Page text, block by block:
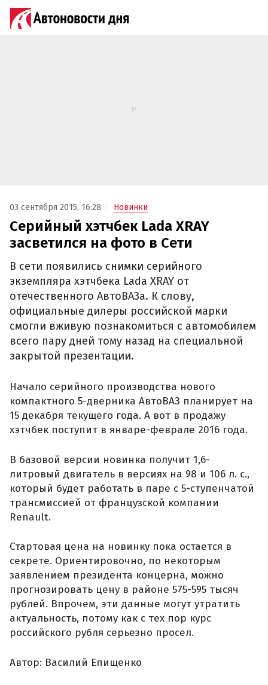
03 сентября 2015, 16:28 Новинки
Серийный хэтчбек Lada XRAY
засветился на фото в Cети
В сети появились снимки серийного
экземпляра хэтчбека Lada XRAY от
отечественного АвтоВАЗа. К слову,
официальные дилеры российской марки
смогли вживую познакомиться с автомобилем
всего пару дней тому назад на специальной
закрытой презентации.
Начало серийного производства нового
компактного 5-дверника АвтоВАЗ планирует на
15 декабря текущего года. А вот в продажу
хэтчбек поступит в январе-феврале 2016 года.
В базовой версии новинка получит 1,6-
литровый двигатель в версиях на 98 и 106 л. с.,
который будет работать в паре с 5-ступенчатой
трансмиссией от французской компании
Renault.
Стартовая цена на новинку пока остается в
секрете. Ориентировочно, по некоторым
заявлением президента концерна, можно
прогнозировать цену в районе 575-595 тысяч
рублей. Впрочем, эти данные могут утратить
актуальность, потому как с тех пор курс
российского рубля серьезно просел.
Автор: Василий Епищенко